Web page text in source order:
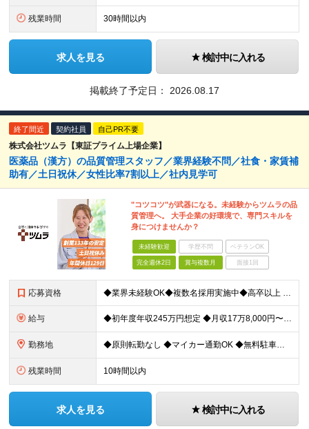
残業時間 30時間以内
求人を見る 検討中に入れる
掲載終了予定日： 2026.08.17
終了間近 契約社員 自己PR不要
株式会社ツムラ【東証プライム上場企業】
医薬品（漢方）の品質管理スタッフ／業界経験不問／社食・家賃補
助有／土日祝休／女性比率7割以上／社内見学可
"コツコツ"が武器になる。未経験からツムラの品
質管理へ。 大手企業の好環境で、専門スキルを
身につけませんか？
未経験歓迎 学歴不問 ベテランOK
完全週休2日 賞与複数月 面接1回
応募資格 ◆業界未経験OK◆複数名採用実施中◆高卒以上 ＼こんな方にオススメ／ ◎業界未経験から専門スキルを身につけたい ◎社会に役立つ仕事がしたい ◎安定した収入を手に入れたい ◎働きやすい会社で働きたい
給与 ◆初年度年収245万円想定 ◆月収17万8,000円〜※月20日勤務の場合 日給8,900円＋各種手当＋賞与年2回（前年度実績：2ヶ月分） ★収入が高水準なだけでなく、会社の福利厚生を活用し生活費
勤務地 ◆原則転勤なし ◆マイカー通勤OK ◆無料駐車場を完備 ◆UIターンや移住転職歓迎。Web面接実施中 ＜茨城工場＞ 茨城県稲敷郡阿見町吉原3586 ┗クリーンで働きやすいのが魅力です。 ★豊かな自
残業時間 10時間以内
求人を見る 検討中に入れる